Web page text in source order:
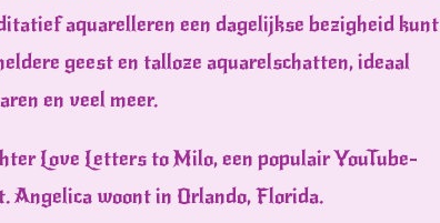
aquarelleren een dagelijkse bezigheid kunt
geest en talloze aquarelschatten, ideaal
en veel meer.
Love Letters to Milo, een populair YouTube-
Angelica woont in Orlando, Florida.